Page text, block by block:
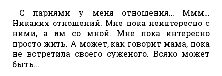
С парнями у меня отношения… Ммм…
Никаких отношений. Мне пока неинтересно с
ними, а им со мной. Мне пока интересно
просто жить. А может, как говорит мама, пока
не встретила своего суженого. Всяко может
быть…